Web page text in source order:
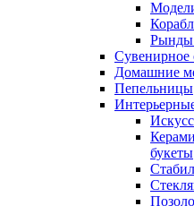
Рынды
Сувенирное
Домашние
Пепельницы
букеты